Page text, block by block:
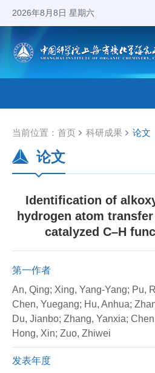
2026年8月8日 星期六
当前位置： 首页 科研成果 论文
论文
Identification of
hydrogen atom
catalyzed C–H
第一作者
An, Qing; Xing, Yang-Yang; Pu,
Chen, Yuegang; Hu, Anhua;
Du, Jianbo; Zhang, Yanxia;
Hong, Xin; Zuo, Zhiwei
发表年度